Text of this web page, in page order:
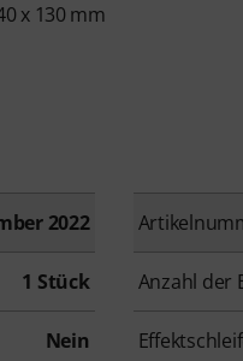
x 130 mm
2022
1 Stück Anzahl der
Nein